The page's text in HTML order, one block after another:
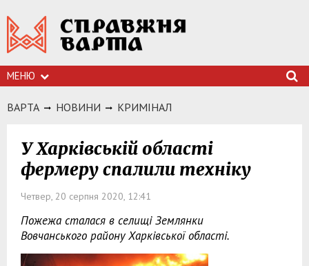
МЕНЮ
ВАРТА НОВИНИ КРИМIНАЛ
У Харківській області
фермеру спалили техніку
Четвер, 20 серпня 2020, 12:41
Пожежа сталася в селищі Землянки
Вовчанського району Харківської області.